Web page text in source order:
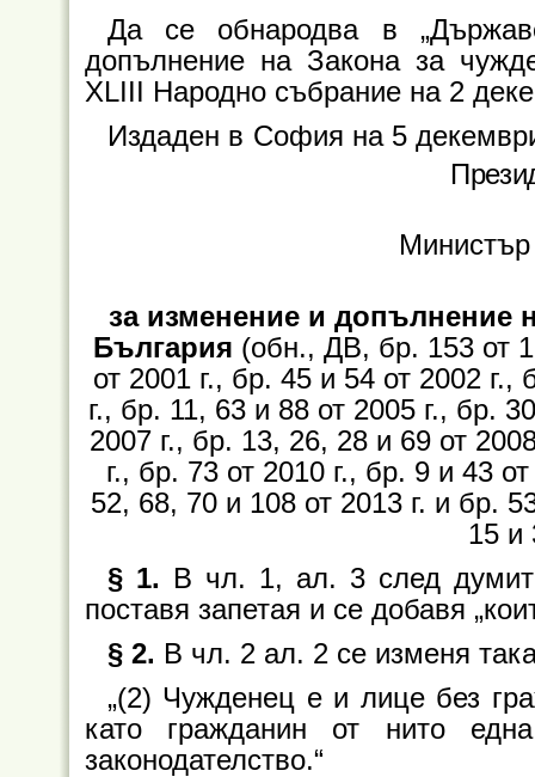
Да се обнародва в
допълнение на Закона за
ХLІІI Народно събрание на 2
Издаден в София на 5
за изменение и допълнение
България (обн., ДВ, бр. 153 от
от 2001 г., бр. 45 и 54 от 2002
г., бр. 11, 63 и 88 от 2005 г., бр.
2007 г., бр. 13, 26, 28 и 69 от
г., бр. 73 от 2010 г., бр. 9 и 43
52, 68, 70 и 108 от 2013 г. и бр.
15 и
§ 1. В чл. 1, ал. 3 след
поставя запетая и се добавя
§ 2. В чл. 2 ал. 2 се изменя
„(2) Чужденец е и лице без
като гражданин от нито
законодателство.“